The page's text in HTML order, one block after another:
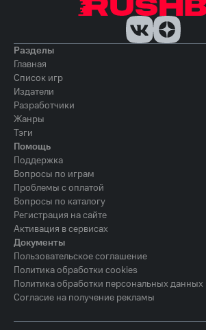
Разделы
Главная
Список игр
Издатели
Разработчики
Жанры
Тэги
Помощь
Поддержка
Вопросы по играм
Проблемы с оплатой
Вопросы по каталогу
Регистрация на сайте
Активация в сервисах
Документы
Пользовательское соглашение
Политика обработки cookies
Политика обработки персональных данных
Согласие на получение рекламы